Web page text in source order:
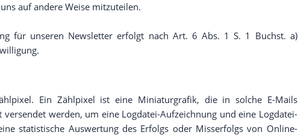
auf andere Weise mitzuteilen.
für unseren Newsletter erfolgt nach Art. 6 Abs. 1 S. 1 Buchst. a)
Ein Zählpixel ist eine Miniaturgrafik, die in solche E-Mails
werden, um eine Logdatei-Aufzeichnung und eine Logdatei-
statistische Auswertung des Erfolgs oder Misserfolgs von Online-